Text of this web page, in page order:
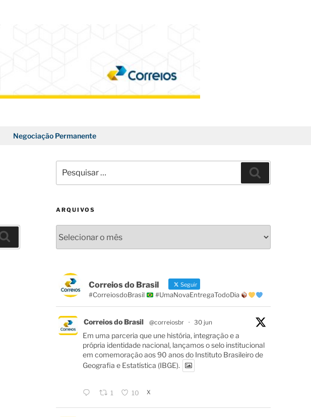
Negociação Permanente
por:
ARQUIVOS
Correios do Brasil Seguir
#CorreiosdoBrasil #UmaNovaEntregaTodoDia
Correios do Brasil @correiosbr · 30 jun
Em uma parceria que une história, integração e a
própria identidade nacional, lançamos o selo institucional
em comemoração aos 90 anos do Instituto Brasileiro de
Geografia e Estatística (IBGE).
1 10 X